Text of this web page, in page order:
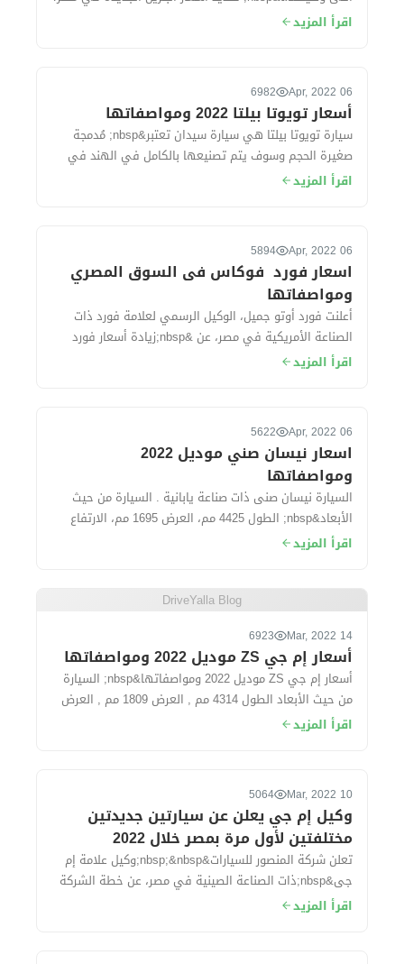
وقد تهدف لجنة التسعير إلى تح...
اقرأ المزيد
06 Apr, 2022
6982
أسعار تويوتا بيلتا 2022 ومواصفاتها
سيارة تويوتا بيلتا هي سيارة سيدان تعتبر&nbsp; مُدمجة
صغيرة الحجم وسوف يتم تصنيعها بالكامل في الهند في
مصانع شركة سوزوكى ، حيث&nbsp; تُقدم ال...
اقرأ المزيد
06 Apr, 2022
5894
اسعار فورد فوكاس فى السوق المصري
ومواصفاتها
أعلنت فورد أوتو جميل، الوكيل الرسمي لعلامة فورد ذات
الصناعة الأمريكية في مصر، عن &nbsp;زيادة أسعار فورد
فوكاس موديل 2022 بقيمة 50 ألف جنيه خ...
اقرأ المزيد
06 Apr, 2022
5622
اسعار نيسان صني موديل 2022
ومواصفاتها
السيارة نيسان صنى ذات صناعة يابانية . السيارة من حيث
الأبعاد&nbsp; الطول 4425 مم، العرض 1695 مم، الارتفاع
1500 مم، قاعدة العجلات 260...
اقرأ المزيد
DriveYalla Blog
14 Mar, 2022
6923
أسعار إم جي ZS موديل 2022 ومواصفاتها
أسعار إم جي ZS موديل 2022 ومواصفاتها&nbsp; السيارة
من حيث الأبعاد الطول 4314 مم , العرض 1809 مم , العرض
1624 مم. سعة الشنطة...
اقرأ المزيد
10 Mar, 2022
5064
وكيل إم جي يعلن عن سيارتين جديدتين
مختلفتين لأول مرة بمصر خلال 2022
تعلن شركة المنصور للسيارات&nbsp;&nbsp;وكيل علامة إم
جى&nbsp;ذات الصناعة الصينية في مصر، عن خطة الشركة
في 2022، والتي في تكون فى مقدمتها طرح...
اقرأ المزيد